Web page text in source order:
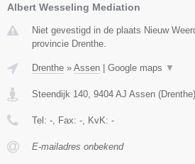
Albert Wesseling Mediation
Niet gevestigd in de plaats Nieuw
provincie Drenthe.
Drenthe » Assen Google maps ▼
Steendijk 140 9404 AJ Assen (Drenthe)
Tel: - , Fax: - , KvK: -
E-mailadres onbekend